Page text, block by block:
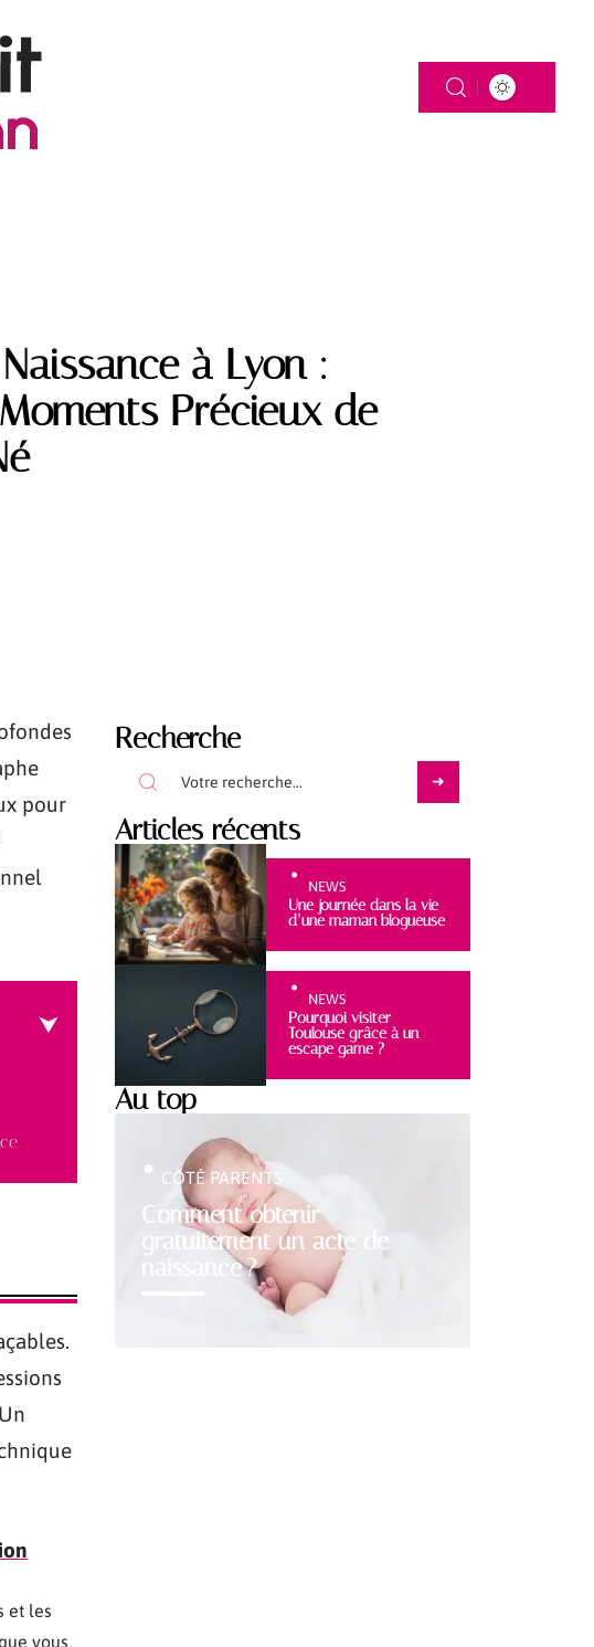
à Lyon :
Précieux de
pour
et les
vous
Recherche
Articles récents
NEWS
Une journée dans la vie
d’une maman blogueuse
NEWS
Pourquoi visiter
Toulouse grâce à un
escape game ?
Au top
Comment obtenir
gratuitement un acte de
naissance ?
CÔTÉ PARENTS